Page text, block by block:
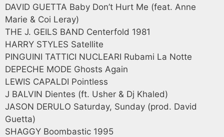
DAVID GUETTA Baby Don’t Hurt Me (feat. Anne
Marie & Coi Leray)
THE J. GEILS BAND Centerfold 1981
HARRY STYLES Satellite
PINGUINI TATTICI NUCLEARI Rubami La Notte
DEPECHE MODE Ghosts Again
LEWIS CAPALDI Pointless
J BALVIN Dientes (ft. Usher & Dj Khaled)
JASON DERULO Saturday, Sunday (prod. David
Guetta)
SHAGGY Boombastic 1995